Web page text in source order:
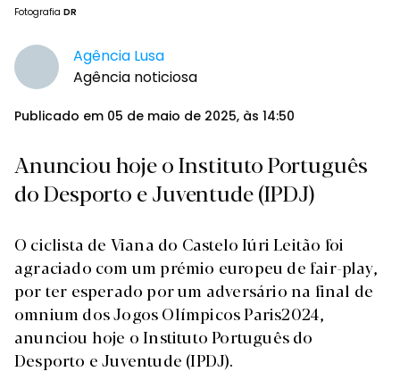
Fotografia DR
Agência Lusa
Agência noticiosa
Publicado em 05 de maio de 2025, às 14:50
Anunciou hoje o Instituto Português
do Desporto e Juventude (IPDJ)
O ciclista de Viana do Castelo Iúri Leitão foi
agraciado com um prémio europeu de fair-play,
por ter esperado por um adversário na final de
omnium dos Jogos Olímpicos Paris2024,
anunciou hoje o Instituto Português do
Desporto e Juventude (IPDJ).